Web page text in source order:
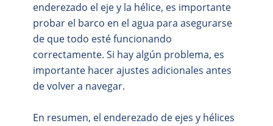
enderezado el eje y la hélice, es importante
probar el barco en el agua para asegurarse
de que todo esté funcionando
correctamente. Si hay algún problema, es
importante hacer ajustes adicionales antes
de volver a navegar.
En resumen, el enderezado de ejes y hélices